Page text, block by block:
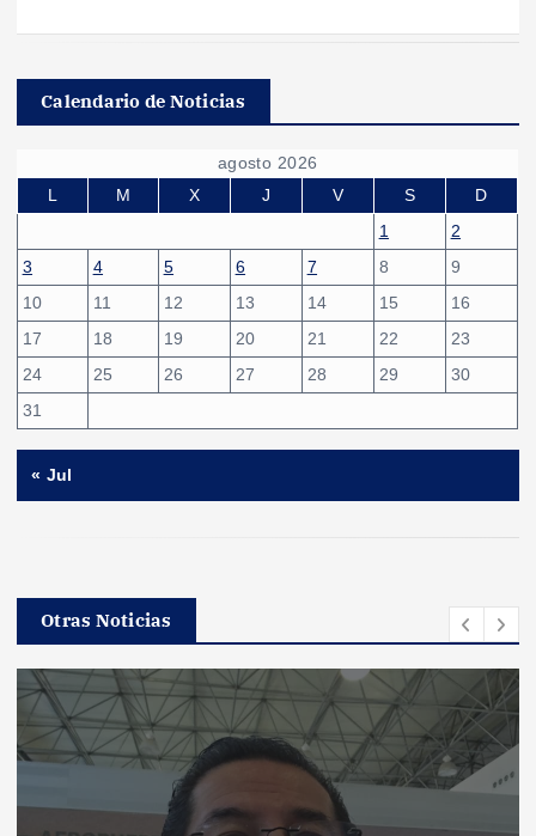
Calendario de Noticias
agosto 2026
L
M X J V S
D
1
2
3
4 5 6 7 8
9
10
11 12 13 14 15
16
17
18 19 20 21 22
23
24
25 26 27 28 29
30
31
« Jul
Otras Noticias